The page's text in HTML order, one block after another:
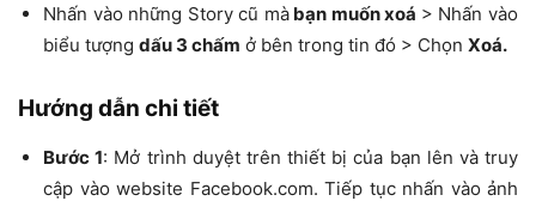
Nhấn vào những Story cũ màbạn muốn xoá > Nhấn vào
biểu tượng dấu 3 chấm ở bên trong tin đó > Chọn Xoá.
Hướng dẫn chi tiết
Bước 1: Mở trình duyệt trên thiết bị của bạn lên và truy
cập vào website Facebook.com. Tiếp tục nhấn vào ảnh